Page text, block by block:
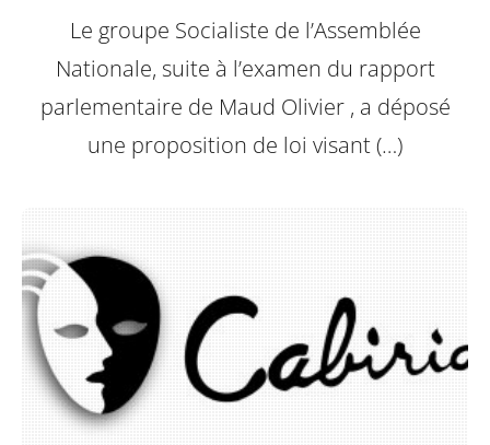
Le groupe Socialiste de l’Assemblée
Nationale, suite à l’examen du rapport
parlementaire de Maud Olivier , a déposé
une proposition de loi visant (…)